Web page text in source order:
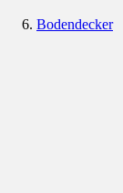
Bodendecker